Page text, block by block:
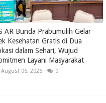
AR Bunda Prabumulih Gelar
Kesehatan Gratis di Dua
dalam Sehari, Wujud
Layani Masyarakat
August 06, 2026 0